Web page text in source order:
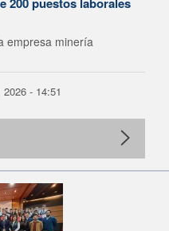
empresa minería
- 14:51